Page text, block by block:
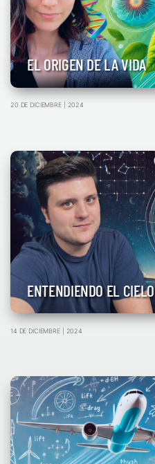
EL ORIGEN DE LA VIDA
20 DE DICIEMBRE | 2024
ENTENDIENDO EL CIELO
14 DE DICIEMBRE | 2024